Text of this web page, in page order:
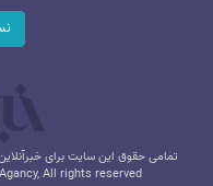
تمامی حقوق این سایت برای
All rights reserved